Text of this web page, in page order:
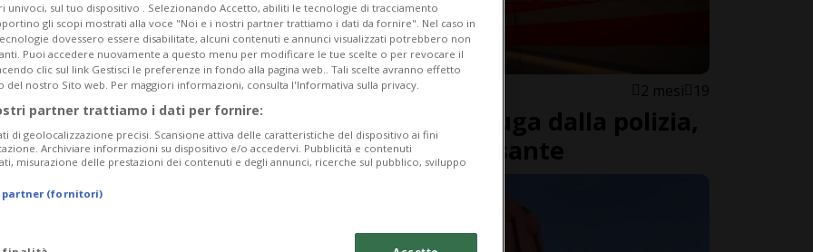
2 sett 5 35
in Valle di
LOSANNA 2 mesi 19
Su un monopattino in fuga dalla polizia,
investe e uccide un passante
univoci, sul tuo dispositivo . Selezionando Accetto, abiliti le tecnologie di tracciamento
gli scopi mostrati alla voce "Noi e i nostri partner trattiamo i dati da fornire". Nel caso in
dovessero essere disabilitate, alcuni contenuti e annunci visualizzati potrebbero non
Puoi accedere nuovamente a questo menu per modificare le tue scelte o per revocare il
clic sul link Gestisci le preferenze in fondo alla pagina web.. Tali scelte avranno effetto
del nostro Sito web. Per maggiori informazioni, consulta l'Informativa sulla privacy.
partner trattiamo i dati per fornire:
di geolocalizzazione precisi. Scansione attiva delle caratteristiche del dispositivo ai fini
Archiviare informazioni su dispositivo e/o accedervi. Pubblicità e contenuti
misurazione delle prestazioni dei contenuti e degli annunci, ricerche sul pubblico, sviluppo
partner (fornitori)